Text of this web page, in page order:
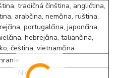
tradičná čínština, angličtina,
arabčina, nemčina, ruština,
portugalčina, japončina,
hebrejčina, taliančina,
čeština, vietnamčina
Nie